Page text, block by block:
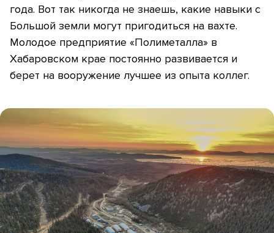
года. Вот так никогда не знаешь, какие навыки с
Большой земли могут пригодиться на вахте.
Молодое предприятие «Полиметалла» в
Хабаровском крае постоянно развивается и
берет на вооружение лучшее из опыта коллег.